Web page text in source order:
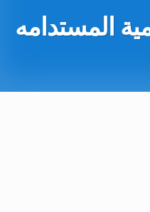
المستدامه